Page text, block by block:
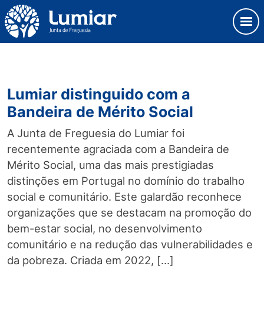
Observação:
este
site
de
acessibilidade.
Skip
to
content
Junta de Freguesia Lumiar
Lumiar distinguido com a
Bandeira de Mérito Social
A Junta de Freguesia do Lumiar foi
recentemente agraciada com a Bandeira de
Mérito Social, uma das mais prestigiadas
distinções em Portugal no domínio do trabalho
social e comunitário. Este galardão reconhece
organizações que se destacam na promoção do
bem-estar social, no desenvolvimento
comunitário e na redução das vulnerabilidades e
da pobreza. Criada em 2022, […]